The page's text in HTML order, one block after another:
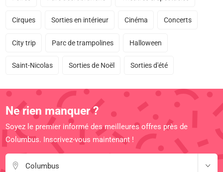
Cirques Sorties en intérieur Cinéma Concerts
City trip Parc de trampolines Halloween
Saint-Nicolas Sorties de Noël Sorties d'été
Ne rien manquer ?
Soyez le premier informé des meilleures offres près de
Columbus. Inscrivez-vous maintenant !
Columbus